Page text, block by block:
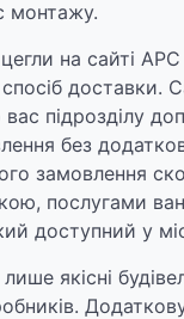
монтажу.
на сайті
доставки.
підрозділу
без
замовлення
послугами
доступний у
якісні